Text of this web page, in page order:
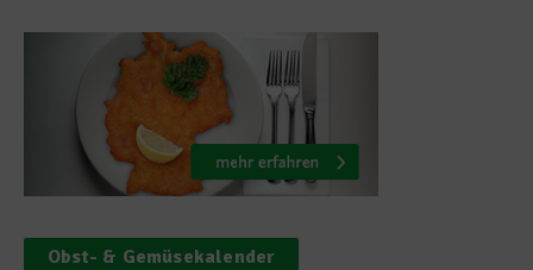
Obst- & Gemüsekalender